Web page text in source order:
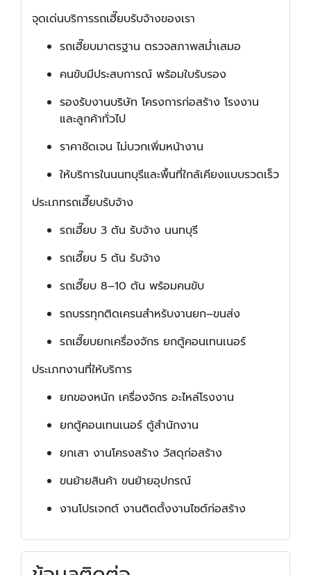
จุดเด่นบริการรถเฮี๊ยบรับจ้างของเรา
รถเฮี๊ยบมาตรฐาน ตรวจสภาพสม่ำเสมอ
คนขับมีประสบการณ์ พร้อมใบรับรอง
รองรับงานบริษัท โครงการก่อสร้าง โรงงาน
และลูกค้าทั่วไป
ราคาชัดเจน ไม่บวกเพิ่มหน้างาน
ให้บริการในนนทบุรีและพื้นที่ใกล้เคียงแบบรวดเร็ว
ประเภทรถเฮี๊ยบรับจ้าง
รถเฮี๊ยบ 3 ตัน รับจ้าง นนทบุรี
รถเฮี๊ยบ 5 ตัน รับจ้าง
รถเฮี๊ยบ 8–10 ตัน พร้อมคนขับ
รถบรรทุกติดเครนสำหรับงานยก–ขนส่ง
รถเฮี๊ยบยกเครื่องจักร ยกตู้คอนเทนเนอร์
ประเภทงานที่ให้บริการ
ยกของหนัก เครื่องจักร อะไหล่โรงงาน
ยกตู้คอนเทนเนอร์ ตู้สำนักงาน
ยกเสา งานโครงสร้าง วัสดุก่อสร้าง
ขนย้ายสินค้า ขนย้ายอุปกรณ์
งานโปรเจกต์ งานติดตั้งงานไซต์ก่อสร้าง